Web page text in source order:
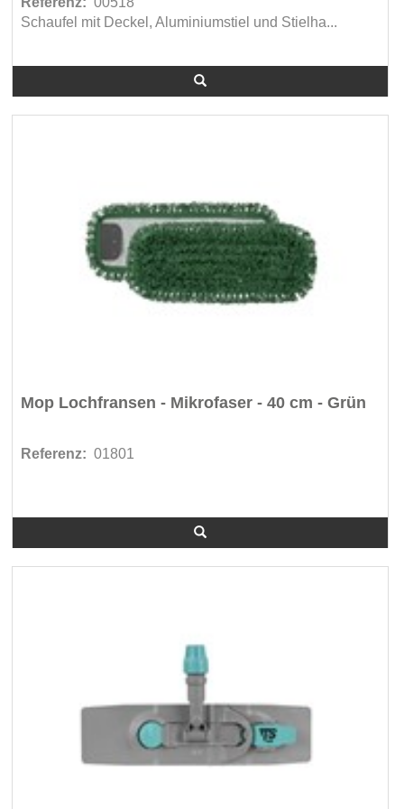
Taski (7)
Unger Classic (127)
Unger ErGo (9)
Unger Pure Water (34)
Vijusa (40)
Werner & Mertz (210)
Schaufel mit Deckel, Aluminiumstiel und Stielha...
Mop Lochfransen - Mikrofaser - 40 cm - Grün
Referenz: 01801